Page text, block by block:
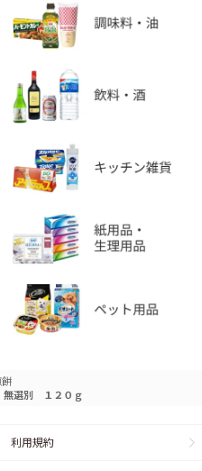
餅
無選別 １２０ｇ
利用規約